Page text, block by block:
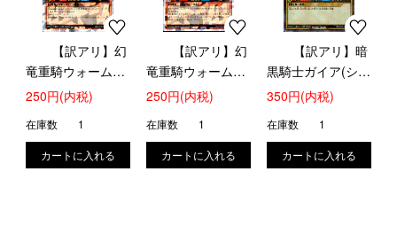
【訳アリ】幻
竜重騎ウォームEx
カベーター
(RD/5TH1-JP151)
250円(内税)
在庫数 1
【訳アリ】幻
竜重騎ウォームEx
カベーター[R]
(RD/5TH1-JP152)
250円(内税)
在庫数 1
【訳アリ】暗
黒騎士ガイア(シー
クレット)
350円(内税)
在庫数 1